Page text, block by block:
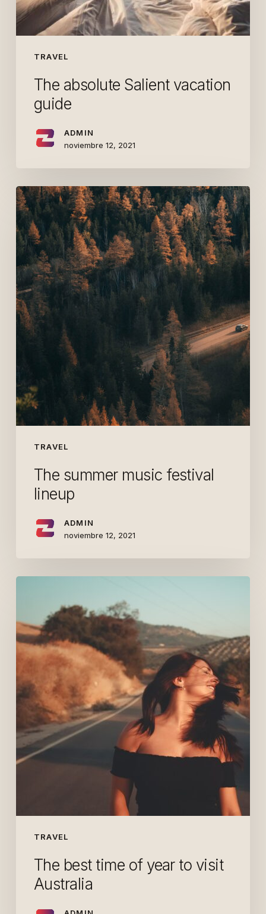
TRAVEL
The absolute Salient vacation
guide
ADMIN
noviembre 12, 2021
TRAVEL
The summer music festival
lineup
ADMIN
noviembre 12, 2021
TRAVEL
The best time of year to visit
Australia